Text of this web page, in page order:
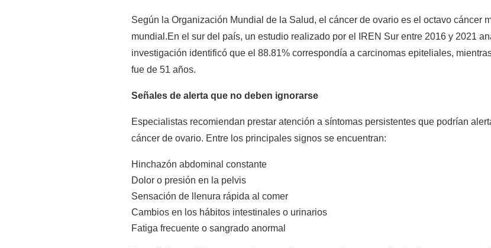
Según la Organización Mundial de la Salud, el cáncer de ovario es el octavo cáncer
mundial.En el sur del país, un estudio realizado por el IREN Sur entre 2016 y 2021
investigación identificó que el 88.81% correspondía a carcinomas epiteliales,
fue de 51 años.
Señales de alerta que no deben ignorarse
Especialistas recomiendan prestar atención a síntomas persistentes que podrían
cáncer de ovario. Entre los principales signos se encuentran:
Hinchazón abdominal constante
Dolor o presión en la pelvis
Sensación de llenura rápida al comer
Cambios en los hábitos intestinales o urinarios
Fatiga frecuente o sangrado anormal